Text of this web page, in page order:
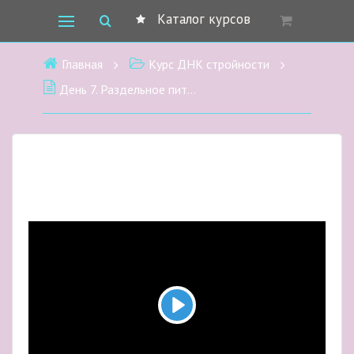
Каталог курсов
Главная
Курс ДНК стройности
День 7. Раздельное питание, которое дарит красоту и вечную стройность.
Play